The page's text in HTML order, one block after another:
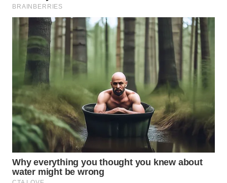
WN
KUNINGAN
WN
MAJALENGKA
WN
SUBANG
WN
SUKABUMI
WN
PURWAKARTA